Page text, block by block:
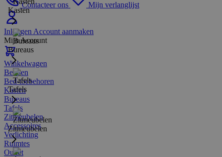
Contacteer ons Mijn verlanglijst
Inloggen Account aanmaken
Mijn Account
Winkelwagen
Kasten
Bureaus
Tafels
Zitmeubelen
Bedden
Bed-toebehoren
Kasten
Bureaus
Tafels
Zitmeubelen
Accessoires
Verlichting
Ruimtes
Outlet